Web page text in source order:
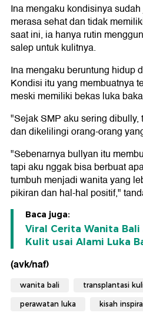
Ina mengaku kondisinya
merasa sehat dan tidak
saat ini, ia hanya rutin
salep untuk kulitnya.
Ina mengaku beruntung hidup
Kondisi itu yang membuatnya
meski memiliki bekas luka
"Sejak SMP aku sering
dan dikelilingi orang-orang
"Sebenarnya bullyan itu
tapi aku nggak bisa berbuat
tumbuh menjadi wanita yang
pikiran dan hal-hal positif,"
Baca juga:
Viral Cerita Wanita
Kulit usai Alami Luka
(avk/naf)
wanita bali transplantasi
perawatan luka kisah